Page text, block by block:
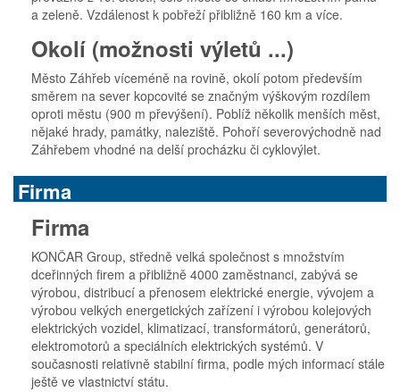
a zeleně. Vzdálenost k pobřeží přibližně 160 km a více.
Okolí (možnosti výletů ...)
Město Záhřeb víceméně na rovině, okolí potom především
směrem na sever kopcovité se značným výškovým rozdílem
oproti městu (900 m převýšení). Poblíž několik menších měst,
nějaké hrady, památky, naleziště. Pohoří severovýchodně nad
Záhřebem vhodné na delší procházku či cyklovýlet.
Firma
Firma
KONČAR Group, středně velká společnost s množstvím
dceřinných firem a přibližně 4000 zaměstnanci, zabývá se
výrobou, distribucí a přenosem elektrické energie, vývojem a
výrobou velkých energetických zařízení i výrobou kolejových
elektrických vozidel, klimatizací, transformátorů, generátorů,
elektromotorů a speciálních elektrických systémů. V
současnosti relativně stabilní firma, podle mých informací stále
ještě ve vlastnictví státu.